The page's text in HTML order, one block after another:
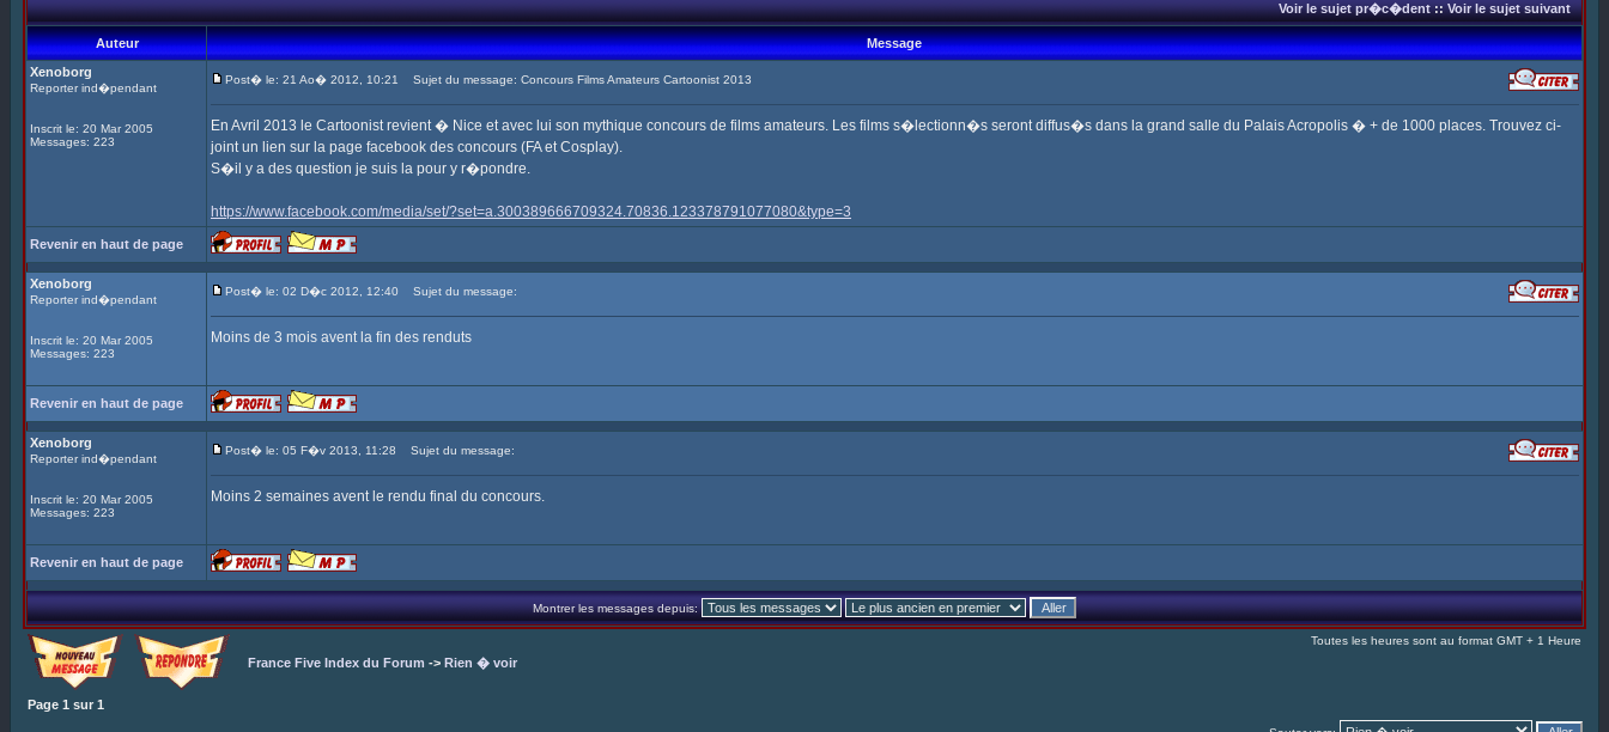
Voir le sujet pr�c�dent::Voir le sujet suivant
Auteur
Message
Xenoborg
Reporter ind�pendant
Inscrit le: 20 Mar 2005
Messages: 223
Post� le: 21 Ao� 2012, 10:21 Sujet du message: Concours Films Amateurs Cartoonist 2013
En Avril 2013 le Cartoonist revient � Nice et avec lui son mythique concours de films amateurs. Les films s�lectionn�s seront diffus�s dans la grand salle du Palais Acropolis � + de 1000 places. Trouvez ci-
joint un lien sur la page facebook des concours (FA et Cosplay).
S�il y a des question je suis la pour y r�pondre.
https://www.facebook.com/media/set/?set=a.300389666709324.70836.123378791077080&type=3
Revenir en haut de page
Xenoborg
Reporter ind�pendant
Inscrit le: 20 Mar 2005
Messages: 223
Post� le: 02 D�c 2012, 12:40 Sujet du message:
Moins de 3 mois avent la fin des renduts
Revenir en haut de page
Xenoborg
Reporter ind�pendant
Inscrit le: 20 Mar 2005
Messages: 223
Post� le: 05 F�v 2013, 11:28 Sujet du message:
Moins 2 semaines avent le rendu final du concours.
Revenir en haut de page
Montrer les messages depuis:
France Five Index du Forum -> Rien � voir
Toutes les heures sont au format GMT + 1 Heure
Page 1 sur 1